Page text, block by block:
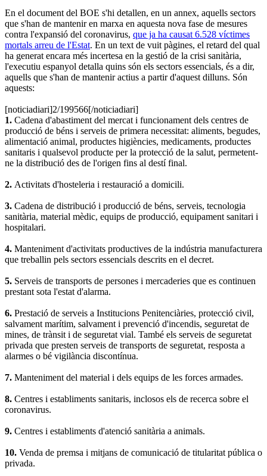
En el document del BOE s'hi detallen, en un annex, aquells sectors
que s'han de mantenir en marxa en aquesta nova fase de mesures
contra l'expansió del coronavirus, que ja ha causat 6.528 víctimes
mortals arreu de l'Estat. En un text de vuit pàgines, el retard del qual
ha generat encara més incertesa en la gestió de la crisi sanitària,
l'executiu espanyol detalla quins són els sectors essencials, és a dir,
aquells que s'han de mantenir actius a partir d'aquest dilluns. Són
aquests:
[noticiadiari]2/199566[/noticiadiari]
1. Cadena d'abastiment del mercat i funcionament dels centres de
producció de béns i serveis de primera necessitat: aliments, begudes,
alimentació animal, productes higiències, medicaments, productes
sanitaris i qualsevol producte per la protecció de la salut, permetent-
ne la distribució des de l'origen fins al destí final.
2. Activitats d'hosteleria i restauració a domicili.
3. Cadena de distribució i producció de béns, serveis, tecnologia
sanitària, material mèdic, equips de producció, equipament sanitari i
hospitalari.
4. Manteniment d'activitats productives de la indústria manufacturera
que treballin pels sectors essencials descrits en el decret.
5. Serveis de transports de persones i mercaderies que es continuen
prestant sota l'estat d'alarma.
6. Prestació de serveis a Institucions Penitenciàries, protecció civil,
salvament marítim, salvament i prevenció d'incendis, seguretat de
mines, de trànsit i de seguretat vial. També els serveis de seguretat
privada que presten serveis de transports de seguretat, resposta a
alarmes o bé vigilància discontínua.
7. Manteniment del material i dels equips de les forces armades.
8. Centres i establiments sanitaris, inclosos els de recerca sobre el
coronavirus.
9. Centres i establiments d'atenció sanitària a animals.
10. Venda de premsa i mitjans de comunicació de titularitat pública o
privada.